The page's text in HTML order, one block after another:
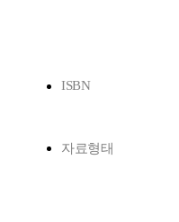
ISBN
자료형태